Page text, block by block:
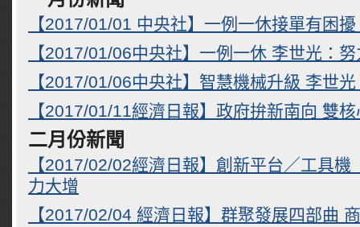
【2017/01/01 中央社】一例一休接單有困
【2017/01/06中央社】一例一休 李世光：
【2017/01/06中央社】智慧機械升級 李世
【2017/01/11經濟日報】政府拚新南向 雙
二月份新聞
【2017/02/02經濟日報】創新平台／工具機
力大增
【2017/02/04 經濟日報】群聚發展四部曲